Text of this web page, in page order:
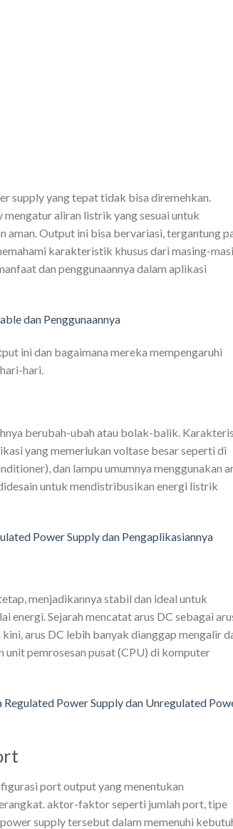
supply yang tepat tidak bisa diremehkan.
aliran listrik yang sesuai untuk
aman. Output ini bisa bervariasi, tergantung
karakteristik khusus dari masing-
dan penggunaannya dalam aplikasi
dan Penggunaannya
ini dan bagaimana mereka mempengaruhi
hari.
berubah-ubah atau bolak-balik.
yang memerlukan voltase besar seperti di
dan lampu umumnya menggunakan
untuk mendistribusikan energi listrik
Power Supply dan Pengaplikasiannya
menjadikannya stabil dan ideal untuk
energi. Sejarah mencatat arus DC sebagai
arus DC lebih banyak dianggap mengalir
pemrosesan pusat (CPU) di komputer
Regulated Power Supply dan Unregulated
port output yang menentukan
aktor-faktor seperti jumlah port, tipe
supply tersebut dalam memenuhi